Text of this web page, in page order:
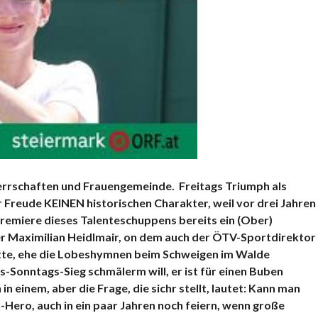
und Frauengemeinde. Freitags Triumph als
KEINEN historischen Charakter, weil vor drei Jahren
dieses Talenteschuppens bereits ein (Ober)
Maximilian Heidlmair, on dem auch der ÖTV-Sportdirektor
ehe die Lobeshymnen beim Schweigen im Walde
Sonntags-Sieg schmälerm will, er ist für einen Buben
einem, aber die Frage, die sichr stellt, lautet: Kann man
auch in ein paar Jahren noch feiern, wenn große